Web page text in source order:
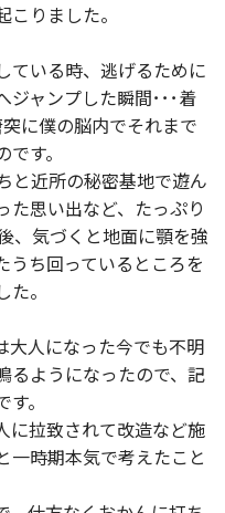
りました。
ている時、逃げるために
ジャンプした瞬間･･･着
に僕の脳内でそれまで
す。
と近所の秘密基地で遊ん
た思い出など、たっぷり
、気づくと地面に顎を強
うち回っているところを
。
大人になった今でも不明
るようになったので、記
。
に拉致されて改造など施
一時期本気で考えたこと